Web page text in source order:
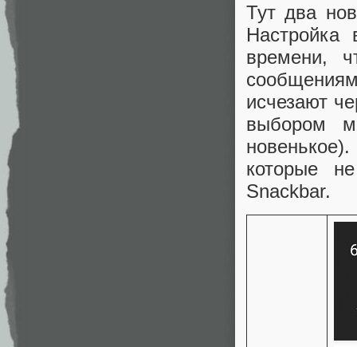
Тут два
Настройка
времени,
исчезают
выбором
которые
Snackbar.